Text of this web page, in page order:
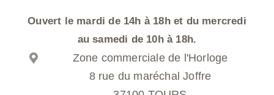
Ouvert le mardi de 14h à 18h et du mercredi
au samedi de 10h à 18h.
Zone commerciale de l'Horloge
8 rue du maréchal Joffre